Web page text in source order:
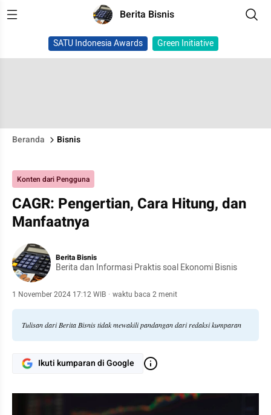
Berita Bisnis
SATU Indonesia Awards Green Initiative
Beranda Bisnis
Konten dari Pengguna
CAGR: Pengertian, Cara Hitung, dan
Manfaatnya
Berita Bisnis
Berita dan Informasi Praktis soal Ekonomi Bisnis
1 November 2024 17:12 WIB · waktu baca 2 menit
Tulisan dari Berita Bisnis tidak mewakili pandangan dari redaksi kumparan
Ikuti kumparan di Google